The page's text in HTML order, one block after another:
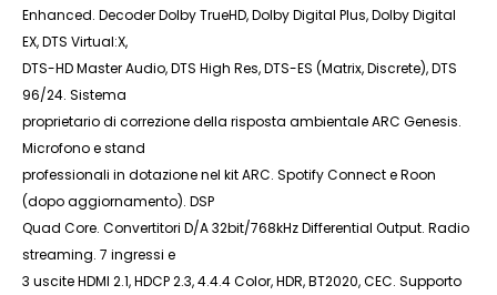
Enhanced. Decoder Dolby TrueHD, Dolby Digital Plus, Dolby Digital
EX, DTS Virtual:X,
DTS-HD Master Audio, DTS High Res, DTS-ES (Matrix, Discrete), DTS
96/24. Sistema
proprietario di correzione della risposta ambientale ARC Genesis.
Microfono e stand
professionali in dotazione nel kit ARC. Spotify Connect e Roon
(dopo aggiornamento). DSP
Quad Core. Convertitori D/A 32bit/768kHz Differential Output. Radio
streaming. 7 ingressi e
3 uscite HDMI 2.1, HDCP 2.3, 4.4.4 Color, HDR, BT2020, CEC. Supporto